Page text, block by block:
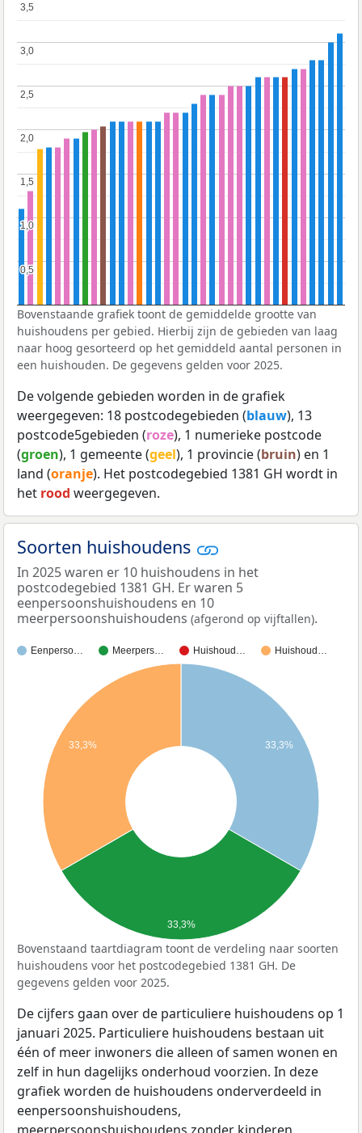
0,5
0,5
1,0
1,0
1,5
1,5
2,0
2,0
2,5
2,5
3,0
3,0
3,5
3,5
Bovenstaande grafiek toont de gemiddelde grootte van
huishoudens per gebied. Hierbij zijn de gebieden van laag
naar hoog gesorteerd op het gemiddeld aantal personen in
een huishouden. De gegevens gelden voor 2025.
De volgende gebieden worden in de grafiek
weergegeven: 18 postcodegebieden (blauw), 13
postcode5gebieden (roze), 1 numerieke postcode
(groen), 1 gemeente (geel), 1 provincie (bruin) en 1
land (oranje). Het postcodegebied 1381 GH wordt in
het rood weergegeven.
Soorten huishoudens
In 2025 waren er 10 huishoudens in het
postcodegebied 1381 GH. Er waren 5
eenpersoonshuishoudens en 10
meerpersoonshuishoudens (afgerond op vijftallen).
Eenperso… Meerpers… Huishoud… Huishoud…
33,3%
33,3%
33,3%
Bovenstaand taartdiagram toont de verdeling naar soorten
huishoudens voor het postcodegebied 1381 GH. De
gegevens gelden voor 2025.
De cijfers gaan over de particuliere huishoudens op 1
januari 2025. Particuliere huishoudens bestaan uit
één of meer inwoners die alleen of samen wonen en
zelf in hun dagelijks onderhoud voorzien. In deze
grafiek worden de huishoudens onderverdeeld in
eenpersoonshuishoudens,